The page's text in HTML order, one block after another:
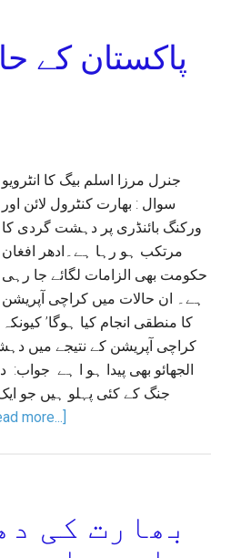
پاکستان کے
جنرل مرزا اسلم بیگ کا انٹرویو
سوال : بھارت کنٹرول لائن اور
ورکنگ بائنڈری پر دہشت گردی کا
مرتکب ہو رہا ہے۔ادھر افغان
حکومت بھی الزامات لگائے جا رہی
ہے۔ ان حالات میں کراچی آپریشن
کا منطقی انجام کیا ہوگا’ کیونکہ
کراچی آپریشن کے نتیجے میں
الجھائو بھی پیدا ہو ا ہے
جنگ کے کئی پہلو ہیں جو
more...]
بھارت کی